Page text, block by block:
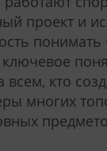
проект и
понимать
кто
многих